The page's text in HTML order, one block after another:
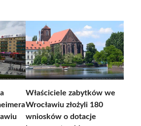
Właściciele zabytków we
Wrocławiu złożyli 180
wniosków o dotacje